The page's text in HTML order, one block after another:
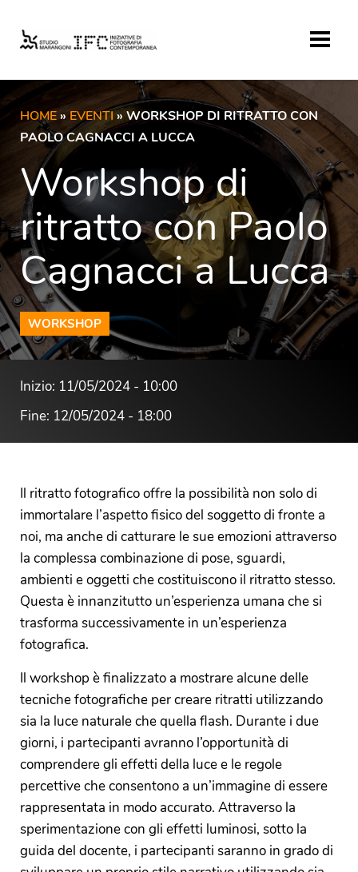
HOME» EVENTI» WORKSHOP DI RITRATTO CON
PAOLO CAGNACCI A LUCCA
Workshop di
ritratto con Paolo
Cagnacci a Lucca
WORKSHOP
Inizio: 11/05/2024 - 10:00
Fine: 12/05/2024 - 18:00
Il ritratto fotografico offre la possibilità non solo di
immortalare l’aspetto fisico del soggetto di fronte a
noi, ma anche di catturare le sue emozioni attraverso
la complessa combinazione di pose, sguardi,
ambienti e oggetti che costituiscono il ritratto stesso.
Questa è innanzitutto un’esperienza umana che si
trasforma successivamente in un’esperienza
fotografica.
Il workshop è finalizzato a mostrare alcune delle
tecniche fotografiche per creare ritratti utilizzando
sia la luce naturale che quella flash. Durante i due
giorni, i partecipanti avranno l’opportunità di
comprendere gli effetti della luce e le regole
percettive che consentono a un’immagine di essere
rappresentata in modo accurato. Attraverso la
sperimentazione con gli effetti luminosi, sotto la
guida del docente, i partecipanti saranno in grado di